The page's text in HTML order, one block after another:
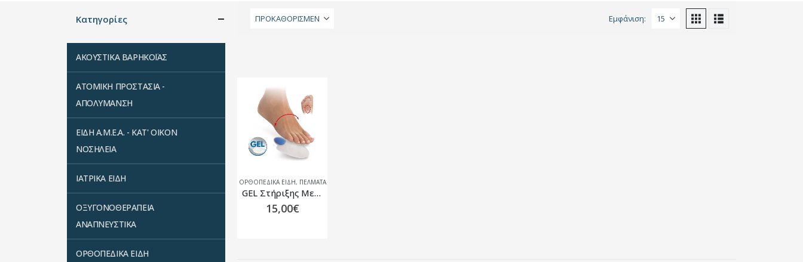
Εμφάνιση:
ΟΡΘΟΠΕΔΙΚΑ ΕΙΔΗ, ΠΈΛΜΑΤΑ
GEL Στήριξης Μεταταρσίου
15,00€
Κατηγορίες
ΑΚΟΥΣΤΙΚΑ ΒΑΡΗΚΟΪΑΣ
ΑΤΟΜΙΚΗ ΠΡΟΣΤΑΣΙΑ -
ΑΠΟΛΥΜΑΝΣΗ
ΕΙΔΗ Α.Μ.Ε.Α. - ΚΑΤ' ΟΙΚΟΝ
ΝΟΣΗΛΕΙΑ
ΙΑΤΡΙΚΑ ΕΙΔΗ
ΟΞΥΓΟΝΟΘΕΡΑΠΕΙΑ
ΑΝΑΠΝΕΥΣΤΙΚΑ
ΟΡΘΟΠΕΔΙΚΑ ΕΙΔΗ